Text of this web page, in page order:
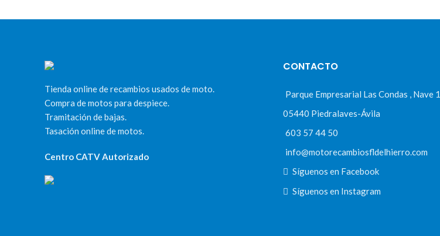
Tienda online de recambios usados de moto.
Compra de motos para despiece.
Tramitación de bajas.
Tasación online de motos.
Centro CATV Autorizado
CONTACTO
Parque Empresarial Las Condas , Nave 1
05440 Piedralaves-Ávila
603 57 44 50
info@motorecambiosfldelhierro.com
Síguenos en Facebook
Síguenos en Instagram